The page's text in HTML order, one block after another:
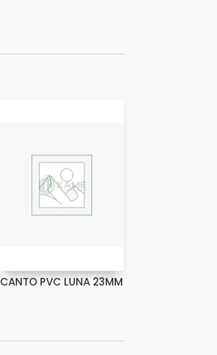
CANTO PVC LUNA 23MM